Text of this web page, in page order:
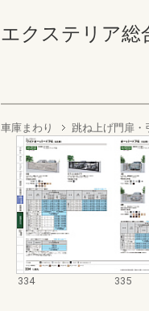
エクステリア総
車庫まわり 跳ね上げ門扉・
334 335